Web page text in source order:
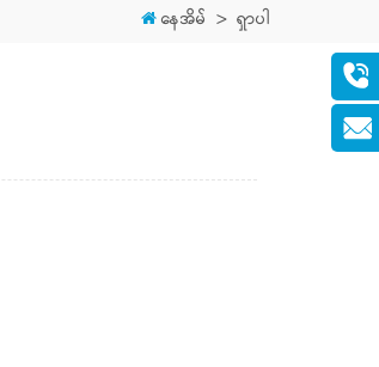
နေအိမ် > ရှာပါ